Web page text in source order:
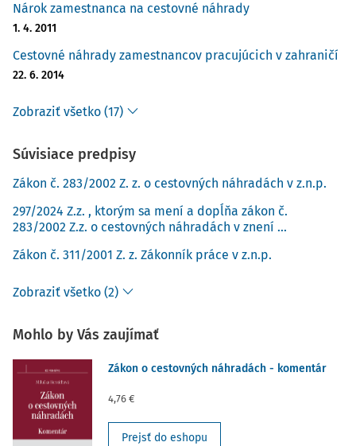
indexu cien jedál a nealkoholických nápojov v
reštauračnom stravovaní za mesiac apríl 2024.
Sumy stravného určené podľa § 8 ods. 1 zákona sa zvýšia
5 hodín až 12 hodín trvania pracovnej cesty z 8,30 € na
nad 12 hodín až 18 hodín trvania pracovnej cesty z
nad 18 hodín trvania pracovnej cesty z 18,40 € na 19,50
€.
cestovných náhradách na desať eurocentov nahor.
Zvýšené sumy stravného sú zverejnené v
Zvýšenie súm stravného
(oznámenie MPSVR SR č. 39/2025
Z. z.) a dopad na pracovné cesty
Nárok zamestnanca na cestovné náhrady
1. 4. 2011
Cestovné náhrady zamestnancov pracujúcich v zahraničí
22. 6. 2014
Zobraziť všetko (17)
Súvisiace predpisy
Zákon č. 283/2002 Z. z. o cestovných náhradách v z.n.p.
297/2024 Z.z. , ktorým sa mení a dopĺňa zákon č.
283/2002 Z.z. o cestovných náhradách v znení ...
Zákon č. 311/2001 Z. z. Zákonník práce v z.n.p.
Zobraziť všetko (2)
Mohlo by Vás zaujímať
Zákon o cestovných náhradách - komentár
4,76 €
Prejsť do eshopu